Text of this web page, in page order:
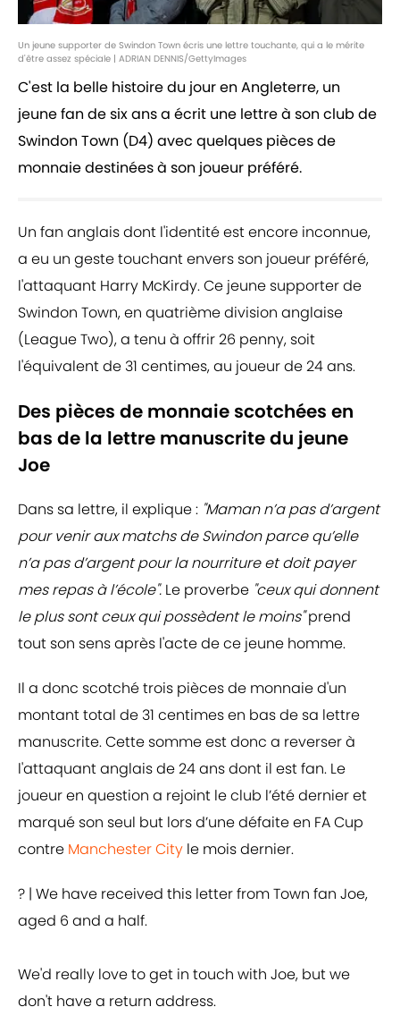
Un jeune supporter de Swindon Town écris une lettre touchante, qui a le mérite
d'être assez spéciale | ADRIAN DENNIS/GettyImages
C'est la belle histoire du jour en Angleterre, un
jeune fan de six ans a écrit une lettre à son club de
Swindon Town (D4) avec quelques pièces de
monnaie destinées à son joueur préféré.
Un fan anglais dont l'identité est encore inconnue,
a eu un geste touchant envers son joueur préféré,
l'attaquant Harry McKirdy. Ce jeune supporter de
Swindon Town, en quatrième division anglaise
(League Two), a tenu à offrir 26 penny, soit
l'équivalent de 31 centimes, au joueur de 24 ans.
Des pièces de monnaie scotchées en
bas de la lettre manuscrite du jeune
Joe
Dans sa lettre, il explique : "Maman n’a pas d’argent
pour venir aux matchs de Swindon parce qu’elle
n’a pas d’argent pour la nourriture et doit payer
mes repas à l’école". Le proverbe "ceux qui donnent
le plus sont ceux qui possèdent le moins"prend
tout son sens après l'acte de ce jeune homme.
Il a donc scotché trois pièces de monnaie d'un
montant total de 31 centimes en bas de sa lettre
manuscrite. Cette somme est donc a reverser à
l'attaquant anglais de 24 ans dont il est fan. Le
joueur en question a rejoint le club l’été dernier et
marqué son seul but lors d’une défaite en FA Cup
contre Manchester City le mois dernier.
? | We have received this letter from Town fan Joe,
aged 6 and a half.
We'd really love to get in touch with Joe, but we
don't have a return address.